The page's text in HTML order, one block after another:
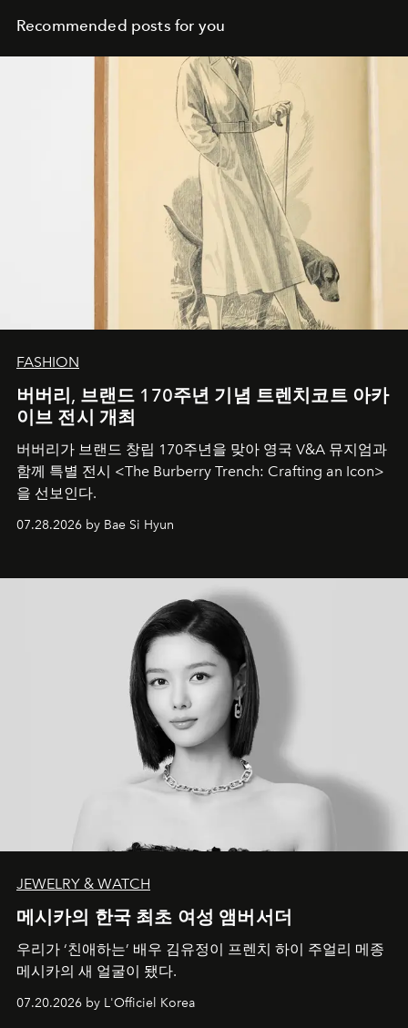
Recommended posts for you
FASHION
버버리, 브랜드 170주년 기념 트렌치코트 아카
이브 전시 개최
버버리가 브랜드 창립 170주년을 맞아 영국 V&A 뮤지엄과
함께 특별 전시 <The Burberry Trench: Crafting an Icon>
을 선보인다.
07.28.2026 by Bae Si Hyun
JEWELRY & WATCH
메시카의 한국 최초 여성 앰버서더
우리가 ‘친애하는’ 배우 김유정이 프렌치 하이 주얼리 메종
메시카의 새 얼굴이 됐다.
07.20.2026 by L'Officiel Korea